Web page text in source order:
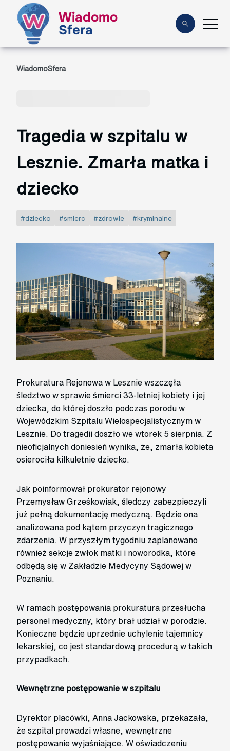
Wiadomo
Sfera
WiadomoSfera
Tragedia w szpitalu w
Lesznie. Zmarła matka i
dziecko
#dziecko #smierc #zdrowie #kryminalne
Prokuratura Rejonowa w Lesznie wszczęła
śledztwo w sprawie śmierci 33-letniej kobiety i jej
dziecka, do której doszło podczas porodu w
Wojewódzkim Szpitalu Wielospecjalistycznym w
Lesznie. Do tragedii doszło we wtorek 5 sierpnia. Z
nieoficjalnych doniesień wynika, że, zmarła kobieta
osierociła kilkuletnie dziecko.
Jak poinformował prokurator rejonowy
Przemysław Grześkowiak, śledczy zabezpieczyli
już pełną dokumentację medyczną. Będzie ona
analizowana pod kątem przyczyn tragicznego
zdarzenia. W przyszłym tygodniu zaplanowano
również sekcje zwłok matki i noworodka, które
odbędą się w Zakładzie Medycyny Sądowej w
Poznaniu.
W ramach postępowania prokuratura przesłucha
personel medyczny, który brał udział w porodzie.
Konieczne będzie uprzednie uchylenie tajemnicy
lekarskiej, co jest standardową procedurą w takich
przypadkach.
Wewnętrzne postępowanie w szpitalu
Dyrektor placówki, Anna Jackowska, przekazała,
że szpital prowadzi własne, wewnętrzne
postępowanie wyjaśniające. W oświadczeniu